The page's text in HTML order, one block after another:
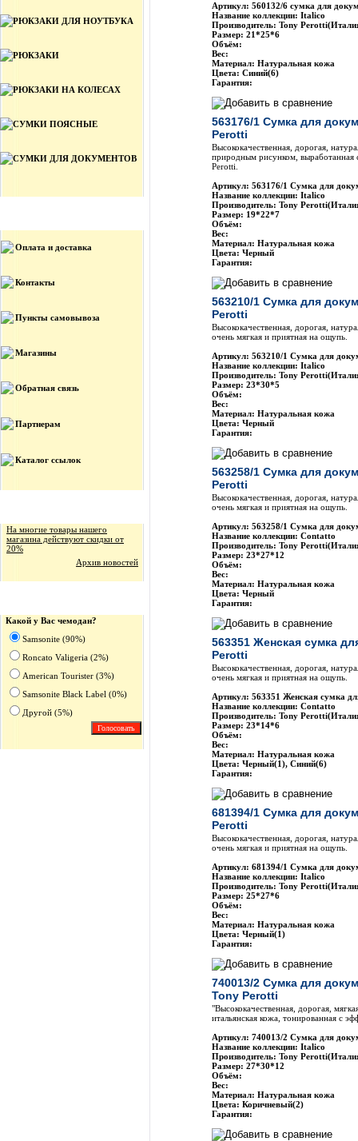
РЮКЗАКИ ДЛЯ НОУТБУКА
РЮКЗАКИ
РЮКЗАКИ НА КОЛЕСАХ
СУМКИ ПОЯСНЫЕ
СУМКИ ДЛЯ ДОКУМЕНТОВ
Оплата и доставка
Контакты
Пункты самовывоза
Магазины
Обратная связь
Партнерам
Каталог ссылок
На многие товары нашего
магазина действуют скидки от
20%
Архив новостей
Какой у Вас чемодан?
Samsonite (90%)
Roncato Valigeria (2%)
American Tourister (3%)
Samsonite Black Label (0%)
Другoй (5%)
Артикул: 560132/6 сумка для
Название коллекции: Italico
Производитель: Tony
Размер: 21*25*6
Объём:
Вес:
Материал: Натуральная кожа
Цвета: Синий(6)
Гарантия:
563176/1 Сумка для
Perotti
Высококачественная, дорогая,
природным рисунком, выработанная
Perotti.
Артикул: 563176/1 Сумка для
Название коллекции: Italico
Производитель: Tony
Размер: 19*22*7
Объём:
Вес:
Материал: Натуральная кожа
Цвета: Черный
Гарантия:
563210/1 Сумка для
Perotti
Высококачественная, дорогая,
очень мягкая и приятная на ощупь.
Артикул: 563210/1 Сумка для
Название коллекции: Italico
Производитель: Tony
Размер: 23*30*5
Объём:
Вес:
Материал: Натуральная кожа
Цвета: Черный
Гарантия:
563258/1 Сумка для
Perotti
Высококачественная, дорогая,
очень мягкая и приятная на ощупь.
Артикул: 563258/1 Сумка для
Название коллекции: Contatto
Производитель: Tony
Размер: 23*27*12
Объём:
Вес:
Материал: Натуральная кожа
Цвета: Черный
Гарантия:
563351 Женская сумка
Perotti
Высококачественная, дорогая,
очень мягкая и приятная на ощупь.
Артикул: 563351 Женская сумка
Название коллекции: Contatto
Производитель: Tony
Размер: 23*14*6
Объём:
Вес:
Материал: Натуральная кожа
Цвета: Черный(1), Синий(6)
Гарантия:
681394/1 Сумка для
Perotti
Высококачественная, дорогая,
очень мягкая и приятная на ощупь.
Артикул: 681394/1 Сумка для
Название коллекции: Italico
Производитель: Tony
Размер: 25*27*6
Объём:
Вес:
Материал: Натуральная кожа
Цвета: Черный(1)
Гарантия:
740013/2 Сумка для
Tony Perotti
"Высококачественная, дорогая,
итальянская кожа, тонированная с
Артикул: 740013/2 Сумка для
Название коллекции: Italico
Производитель: Tony
Размер: 27*30*12
Объём:
Вес:
Материал: Натуральная кожа
Цвета: Коричневый(2)
Гарантия: